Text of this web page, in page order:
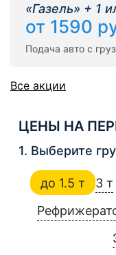
«Газель» + 1
от 1590
Подача авто с
Все акции
ЦЕНЫ НА
1. Выберите
до 1.5 т 3 т